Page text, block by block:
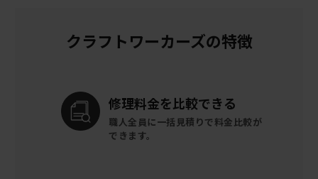
クラフトワーカーズの特徴
修理料金を比較できる
職人全員に一括見積りで料金比較が
できます。